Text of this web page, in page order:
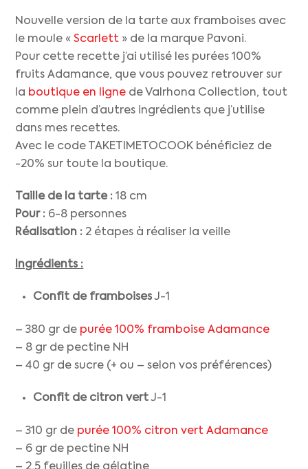
Nouvelle version de la tarte aux framboises avec
le moule «Scarlett » de la marque Pavoni.
Pour cette recette j’ai utilisé les purées 100%
fruits Adamance, que vous pouvez retrouver sur
la boutique en ligne de Valrhona Collection, tout
comme plein d’autres ingrédients que j’utilise
dans mes recettes.
Avec le code TAKETIMETOCOOK bénéficiez de
-20% sur toute la boutique.
Taille de la tarte : 18 cm
Pour : 6-8 personnes
Réalisation : 2 étapes à réaliser la veille
Ingrédients :
Confit de framboisesJ-1
– 380 gr de purée 100% framboise Adamance
– 8 gr de pectine NH
– 40 gr de sucre (+ ou – selon vos préférences)
Confit de citron vertJ-1
– 310 gr de purée 100% citron vert Adamance
– 6 gr de pectine NH